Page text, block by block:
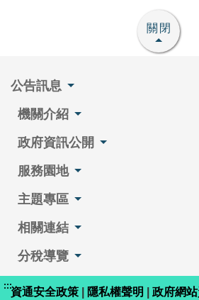
關閉
公告訊息
機關介紹
政府資訊公開
服務園地
主題專區
相關連結
分稅導覽
:::資通安全政策 隱私權聲明 政府網